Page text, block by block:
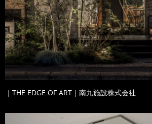
｜THE EDGE OF ART｜南九施設株式会社